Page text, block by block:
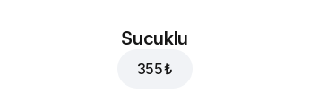
Sucuklu
355 ₺